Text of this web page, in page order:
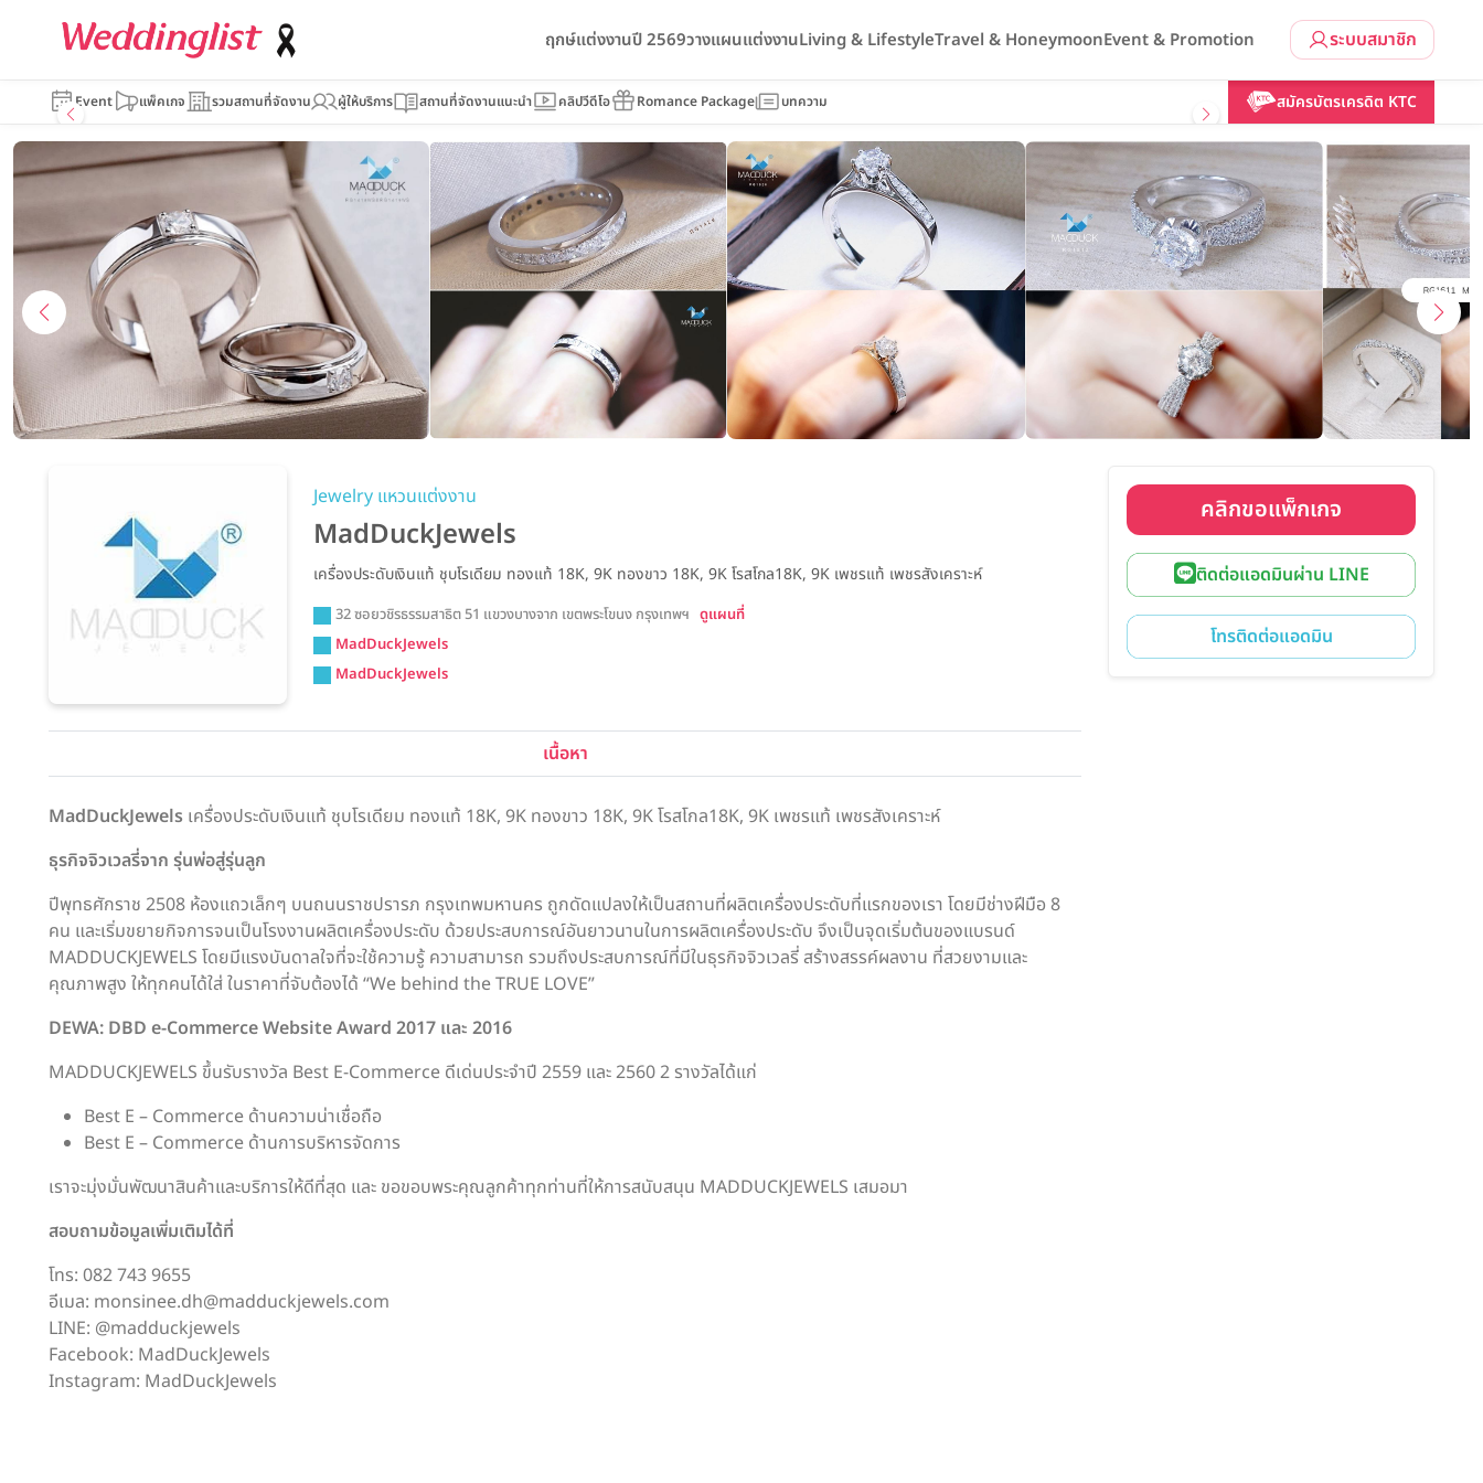
ระบบสมาชิก
ฤกษ์แต่งงานปี 2569วางแผนแต่งงานLiving & LifestyleTravel & HoneymoonEvent & Promotion
Event แพ็คเกจ รวมสถานที่จัดงาน ผู้ให้บริการ สถานที่จัดงานแนะนำ คลิปวีดีโอ Romance Package บทความ สมัครบัตรเครดิต KTC
คลิกขอแพ็กเกจ
Jewelry แหวนแต่งงาน
MadDuckJewels
เครื่องประดับเงินแท้ ชุบโรเดียม ทองแท้ 18K, 9K ทองขาว 18K, 9K โรสโกล18K, 9K เพชรแท้ เพชรสังเคราะห์
32 ซอยวชิรธรรมสาธิต 51 แขวงบางจาก เขตพระโขนง กรุงเทพฯ ดูแผนที่
MadDuckJewels
MadDuckJewels
เนื้อหา
MadDuckJewels เครื่องประดับเงินแท้ ชุบโรเดียม ทองแท้ 18K, 9K ทองขาว 18K, 9K โรสโกล18K, 9K เพชรแท้ เพชรสังเคราะห์
ธุรกิจจิวเวลรี่จาก รุ่นพ่อสู่รุ่นลูก
ปีพุทธศักราช 2508 ห้องแถวเล็กๆ บนถนนราชปรารภ กรุงเทพมหานคร ถูกดัดแปลงให้เป็นสถานที่ผลิตเครื่องประดับที่แรกของเรา โดยมีช่างฝีมือ 8
คน และเริ่มขยายกิจการจนเป็นโรงงานผลิตเครื่องประดับ ด้วยประสบการณ์อันยาวนานในการผลิตเครื่องประดับ จึงเป็นจุดเริ่มต้นของแบรนด์
MADDUCKJEWELS โดยมีแรงบันดาลใจที่จะใช้ความรู้ ความสามารถ รวมถึงประสบการณ์ที่มีในธุรกิจจิวเวลรี่ สร้างสรรค์ผลงาน ที่สวยงามและ
คุณภาพสูง ให้ทุกคนได้ใส่ ในราคาที่จับต้องได้ “We behind the TRUE LOVE”
DEWA: DBD e-Commerce Website Award 2017 และ 2016
MADDUCKJEWELS ขึ้นรับรางวัล Best E-Commerce ดีเด่นประจำปี 2559 และ 2560 2 รางวัลได้แก่
Best E – Commerce ด้านความน่าเชื่อถือ
Best E – Commerce ด้านการบริหารจัดการ
เราจะมุ่งมั่นพัฒนาสินค้าและบริการให้ดีที่สุด และ ขอขอบพระคุณลูกค้าทุกท่านที่ให้การสนับสนุน MADDUCKJEWELS เสมอมา
สอบถามข้อมูลเพิ่มเติมได้ที่
โทร: 082 743 9655
อีเมล: monsinee.dh@madduckjewels.com
LINE: @madduckjewels
Facebook: MadDuckJewels
Instagram: MadDuckJewels
คลิกขอแพ็กเกจ
ติดต่อแอดมินผ่าน LINE
โทรติดต่อแอดมิน